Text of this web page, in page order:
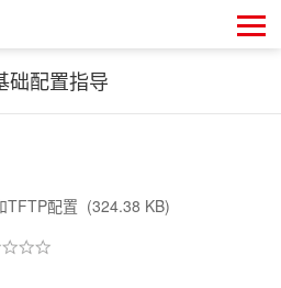
础配置指导
TFTP配置 (324.38 KB)